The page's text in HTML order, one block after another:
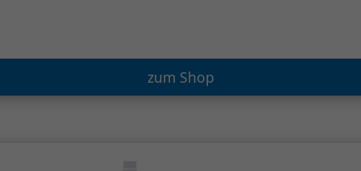
zum Shop